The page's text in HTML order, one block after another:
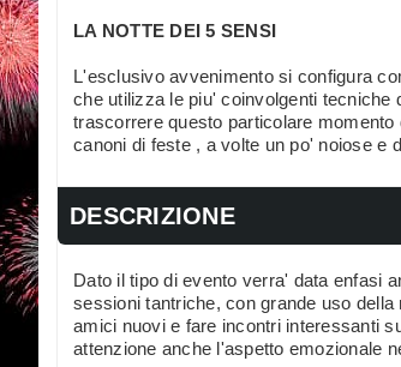
LA NOTTE DEI 5 SENSI
L'esclusivo avvenimento si configura
che utilizza le piu' coinvolgenti
trascorrere questo particolare
canoni di feste , a volte un po' noiose e
DESCRIZIONE
Dato il tipo di evento verra' data enfasi
sessioni tantriche, con grande uso
amici nuovi e fare incontri interessanti
attenzione anche l'aspetto emozionale